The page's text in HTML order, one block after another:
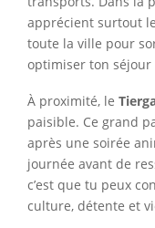
apprécient surtout
toute la ville pour
optimiser ton séjour
À proximité, le
paisible. Ce grand
après une soirée
journée avant de
c’est que tu peux
culture, détente et